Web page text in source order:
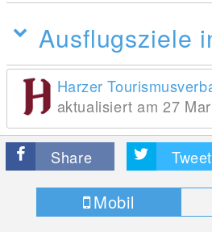
Ausflugsziele
Harzer
aktualisiert am 27
Share Tweet
Mobil